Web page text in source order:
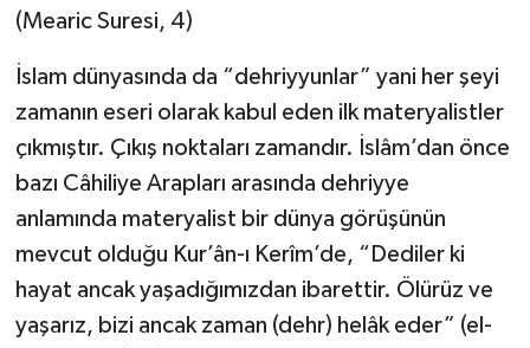
(Mearic Suresi, 4)
İslam dünyasında da “dehriyyunlar” yani her şeyi
zamanın eseri olarak kabul eden ilk materyalistler
çıkmıştır. Çıkış noktaları zamandır. İslâm’dan önce
bazı Câhiliye Arapları arasında dehriyye
anlamında materyalist bir dünya görüşünün
mevcut olduğu Kur’ân-ı Kerîm’de, “Dediler ki
hayat ancak yaşadığımızdan ibarettir. Ölürüz ve
yaşarız, bizi ancak zaman (dehr) helâk eder” (el-